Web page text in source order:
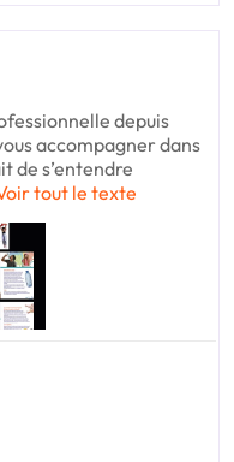
depuis
accompagner dans
de s’entendre
tout le texte